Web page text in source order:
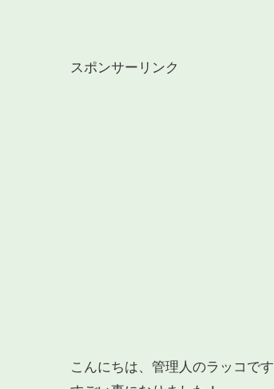
スポンサーリンク
こんにちは、管理人のラッコです